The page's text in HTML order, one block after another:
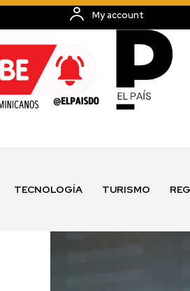
My account
TECNOLOGÍA TURISMO